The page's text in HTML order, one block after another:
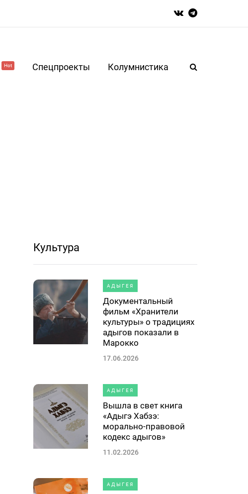
Hot Спецпроекты Колумнистика
Культура
АДЫГЕЯ
Документальный
фильм «Хранители
культуры» о традициях
адыгов показали в
Марокко
17.06.2026
АДЫГЕЯ
Вышла в свет книга
«Адыгэ Хабзэ:
морально-правовой
кодекс адыгов»
11.02.2026
АДЫГЕЯ